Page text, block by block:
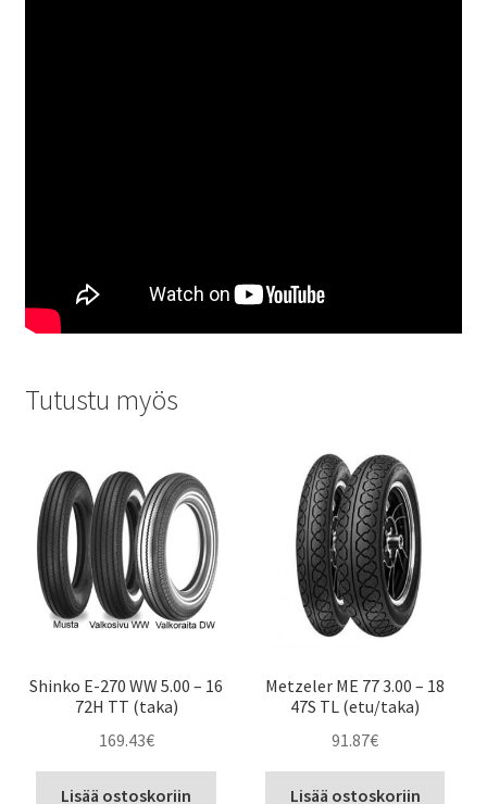
Tutustu myös
Shinko E-270 WW 5.00 – 16
72H TT (taka)
169.43€
Lisää ostoskoriin
Metzeler ME 77 3.00 – 18
47S TL (etu/taka)
91.87€
Lisää ostoskoriin